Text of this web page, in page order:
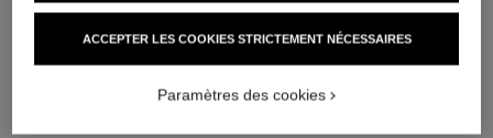
L'ACCORD PARFAIT
ACCEPTER LES COOKIES STRICTEMENT NÉCESSAIRES
Paramètres des cookies